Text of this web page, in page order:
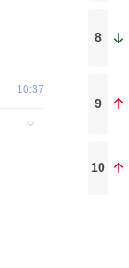
10:37
8
9
10